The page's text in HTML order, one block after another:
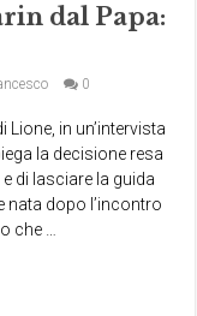
dal Papa:
0
in un’intervista
la decisione resa
di lasciare la guida
nata dopo l’incontro
che …